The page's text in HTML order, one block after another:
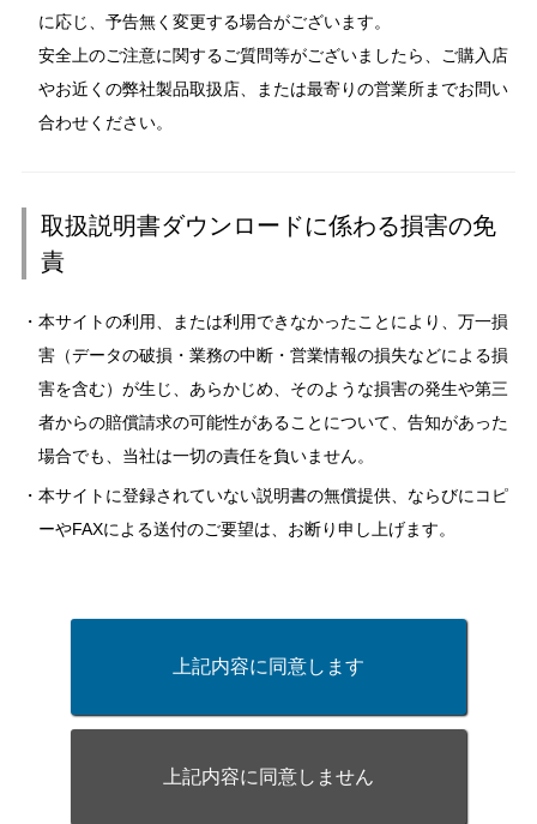
に応じ、予告無く変更する場合がございます。
安全上のご注意に関するご質問等がございましたら、ご購入店
やお近くの弊社製品取扱店、または最寄りの営業所までお問い
合わせください。
取扱説明書ダウンロードに係わる損害の免
責
本サイトの利用、または利用できなかったことにより、万一損
害（データの破損・業務の中断・営業情報の損失などによる損
害を含む）が生じ、あらかじめ、そのような損害の発生や第三
者からの賠償請求の可能性があることについて、告知があった
場合でも、当社は一切の責任を負いません。
本サイトに登録されていない説明書の無償提供、ならびにコピ
ーやFAXによる送付のご要望は、お断り申し上げます。
上記内容に同意します
上記内容に同意しません